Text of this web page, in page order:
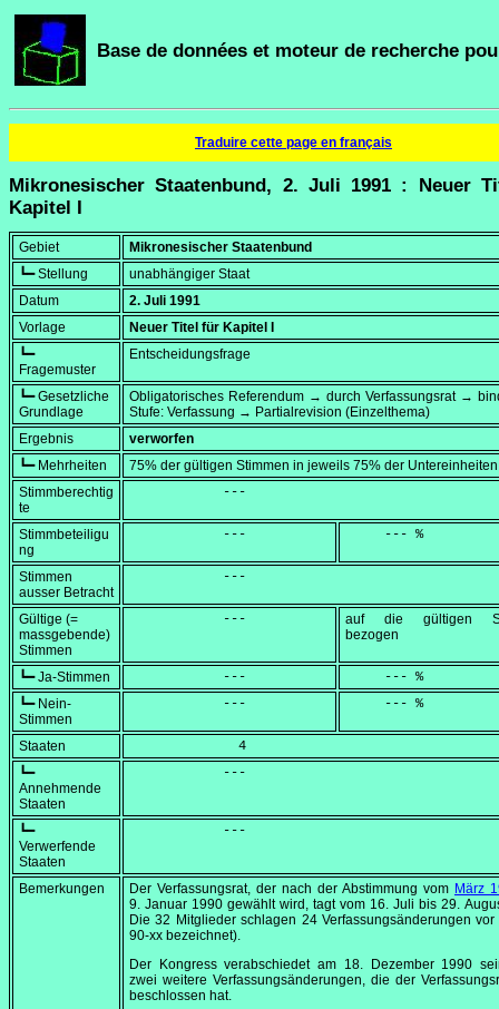
Base de données et moteur de recherche
Traduire cette page en français
Mikronesischer Staatenbund, 2. Juli 1991 : Neuer
Kapitel I
Gebiet
Mikronesischer Staatenbund
┗━ Stellung
unabhängiger Staat
Datum
2. Juli 1991
Vorlage
Neuer Titel für Kapitel I
┗━
Fragemuster
Entscheidungsfrage
┗━ Gesetzliche
Grundlage
Obligatorisches Referendum → durch Verfassungsrat →
Stufe: Verfassung → Partialrevision (Einzelthema)
Ergebnis
verworfen
┗━ Mehrheiten
75% der gültigen Stimmen in jeweils 75% der Untereinheiten
Stimmberechtig
te
            ---
Stimmbeteiligu
ng
            ---
     --- %
Stimmen
ausser Betracht
            ---
Gültige (=
massgebende)
Stimmen
            ---
auf die gültigen
bezogen
┗━ Ja-Stimmen
            ---
     --- %
┗━ Nein-
Stimmen
            ---
     --- %
Staaten
              4
┗━
Annehmende
Staaten
            ---
┗━
Verwerfende
Staaten
            ---
Bemerkungen Der Verfassungsrat, der nach der Abstimmung vom März
9. Januar 1990 gewählt wird, tagt vom 16. Juli bis 29.
Die 32 Mitglieder schlagen 24 Verfassungsänderungen
90-xx bezeichnet).
Der Kongress verabschiedet am 18. Dezember 1990
zwei weitere Verfassungsänderungen, die der
beschlossen hat.